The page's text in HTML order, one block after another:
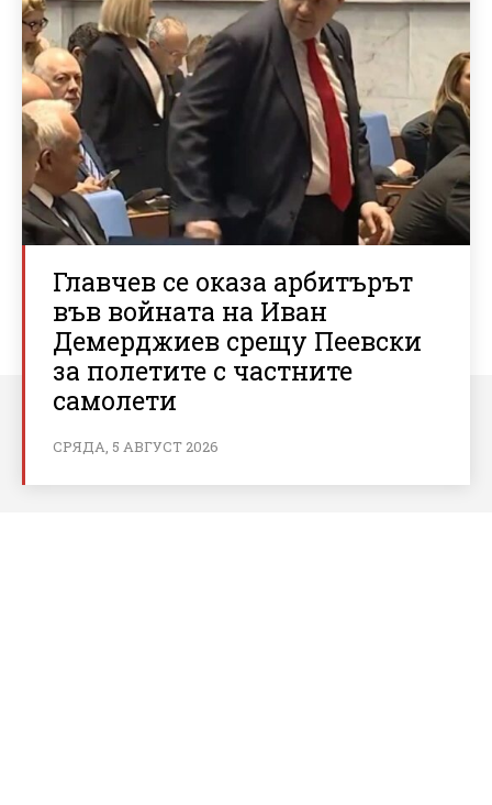
Главчев се оказа арбитърът
във войната на Иван
Демерджиев срещу Пеевски
за полетите с частните
самолети
СРЯДА, 5 АВГУСТ 2026